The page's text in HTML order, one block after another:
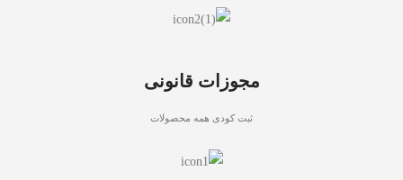
مجوزات قانونی
ثبت کودی همه محصولات